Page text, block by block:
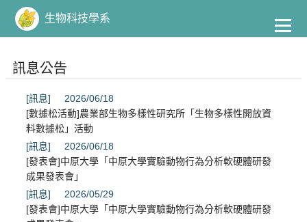
主
要
容
生物科技學系
訊息公告
[訊息]
2026/06/18
[數據松活動]農業部生物多樣性研究所「生物多樣性開放資
料數據松」活動
[訊息]
2026/06/18
[發表會]中原大學「中原大學實驗動物行為分析軟硬體研發
成果發表會」
[訊息]
2026/05/29
[發表會]中原大學「中原大學實驗動物行為分析軟硬體研發